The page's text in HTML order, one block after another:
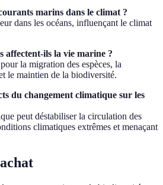
marins dans le climat ?
dans les océans, influençant le climat
affectent-ils la vie marine ?
la migration des espèces, la
le maintien de la biodiversité.
du changement climatique sur les
peut déstabiliser la circulation des
climatiques extrêmes et menaçant